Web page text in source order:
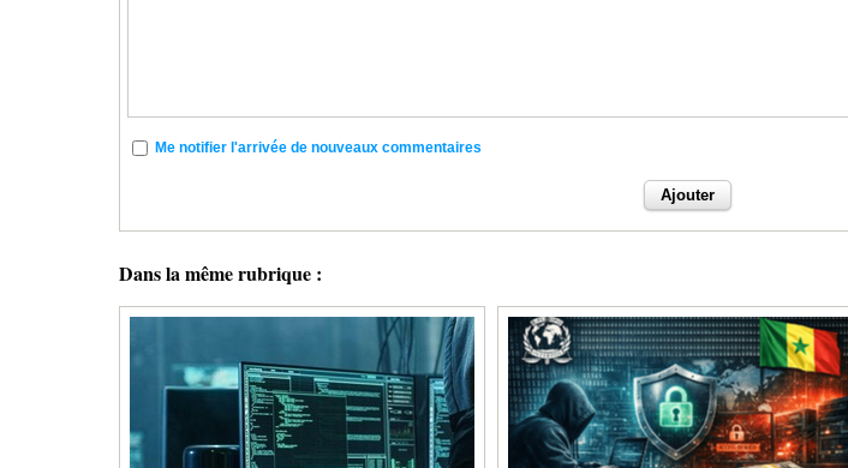
Me notifier l'arrivée de nouveaux commentaires
Dans la même rubrique :